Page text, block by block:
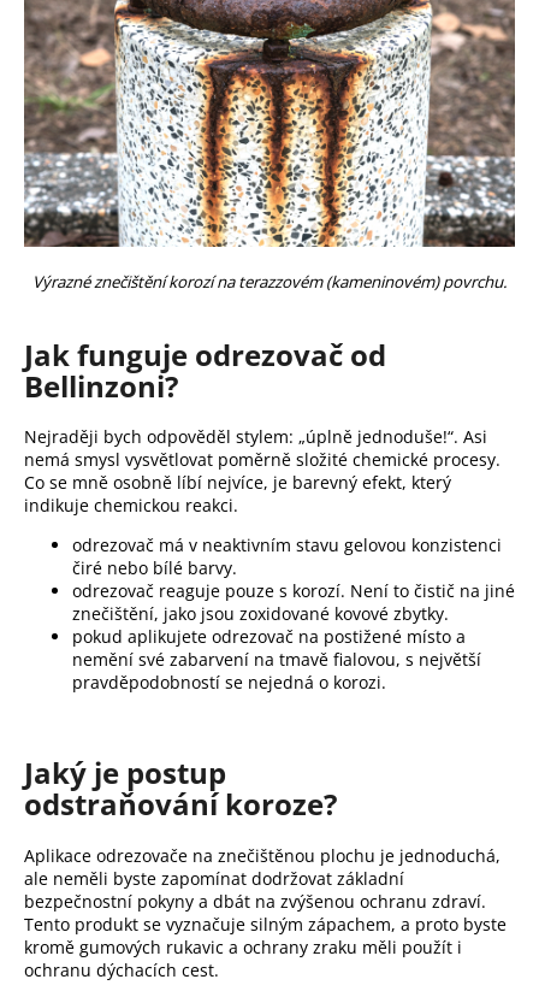
Výrazné znečištění korozí na terazzovém (kameninovém) povrchu.
Jak funguje odrezovač od
Bellinzoni?
Nejraději bych odpověděl stylem: „úplně jednoduše!“. Asi
nemá smysl vysvětlovat poměrně složité chemické procesy.
Co se mně osobně líbí nejvíce, je barevný efekt, který
indikuje chemickou reakci.
odrezovač má v neaktivním stavu gelovou konzistenci
čiré nebo bílé barvy.
odrezovač reaguje pouze s korozí. Není to čistič na jiné
znečištění, jako jsou zoxidované kovové zbytky.
pokud aplikujete odrezovač na postižené místo a
nemění své zabarvení na tmavě fialovou, s největší
pravděpodobností se nejedná o korozi.
Jaký je postup
odstraňování koroze?
Aplikace odrezovače na znečištěnou plochu je jednoduchá,
ale neměli byste zapomínat dodržovat základní
bezpečnostní pokyny a dbát na zvýšenou ochranu zdraví.
Tento produkt se vyznačuje silným zápachem, a proto byste
kromě gumových rukavic a ochrany zraku měli použít i
ochranu dýchacích cest.